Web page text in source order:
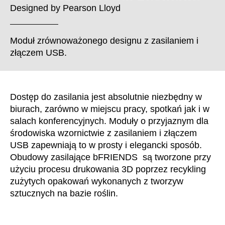
Chorwacja(HR)
Filipiny
Ghana
Grecja(GR)
Gwinea(GN)
Hiszpania(ES)
Holandia(NL)
Hongkong (HK)
Indie(IN)
Indonezja(ID)
Designed by Pearson Lloyd
Moduł zrównoważonego designu z zasilaniem i
złączem USB.
Dostęp do zasilania jest absolutnie niezbędny w
biurach, zarówno w miejscu pracy, spotkań jak i w
salach konferencyjnych. Moduły o przyjaznym dla
środowiska wzornictwie z zasilaniem i złączem
USB zapewniają to w prosty i elegancki sposób.
Obudowy zasilające bFRIENDS są tworzone przy
użyciu procesu drukowania 3D poprzez recykling
zużytych opakowań wykonanych z tworzyw
sztucznych na bazie roślin.